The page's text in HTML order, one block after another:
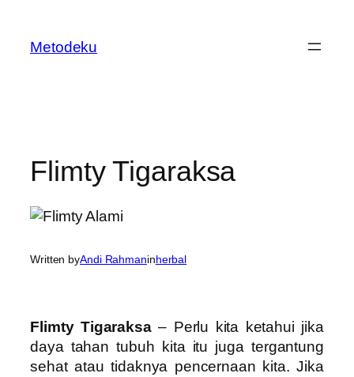
content
Metodeku
Flimty Tigaraksa
Written byAndi Rahmaninherbal
Flimty Tigaraksa– Perlu kita ketahui jika
daya tahan tubuh kita itu juga tergantung
sehat atau tidaknya pencernaan kita. Jika